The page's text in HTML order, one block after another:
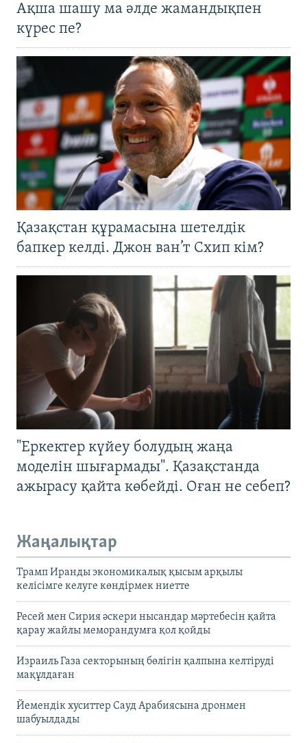
Ақша шашу ма әлде жамандықпен
күрес пе?
Қазақстан құрамасына шетелдік
бапкер келді. Джон ван’т Схип кім?
"Еркектер күйеу болудың жаңа
моделін шығармады". Қазақстанда
ажырасу қайта көбейді. Оған не себеп?
Жаңалықтар
Трамп Иранды экономикалық қысым арқылы
келісімге келуге көндірмек ниетте
Ресей мен Сирия әскери нысандар мәртебесін қайта
қарау жайлы меморандумға қол қойды
Израиль Газа секторының бөлігін қалпына келтіруді
мақұлдаған
Йемендік хуситтер Сауд Арабиясына дронмен
шабуылдады